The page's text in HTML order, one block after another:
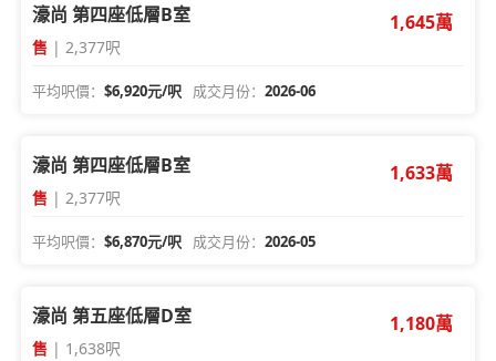
濠尚 第四座低層B室
售 | 2,377呎
1,645萬
平均呎價：$6,920元/呎 成交月份：2026-06
濠尚 第四座低層B室
售 | 2,377呎
1,633萬
平均呎價：$6,870元/呎 成交月份：2026-05
濠尚 第五座低層D室
售 | 1,638呎
1,180萬